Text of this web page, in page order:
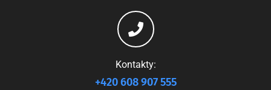
Kontakty:
+420 608 907 555